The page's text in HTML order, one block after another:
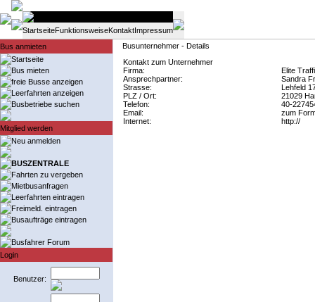
StartseiteFunktionsweiseKontaktImpressum
Bus anmieten
Startseite
Bus mieten
freie Busse anzeigen
Leerfahrten anzeigen
Busbetriebe suchen
Mitglied werden
Neu anmelden
BUSZENTRALE
Fahrten zu vergeben
Mietbusanfragen
Leerfahrten eintragen
Freimeld. eintragen
Busaufträge eintragen
Busfahrer Forum
Login
Benutzer:
Busunternehmer - Details
Kontakt zum Unternehmer
Firma:
Elite
Ansprechpartner:
Sandra
Strasse:
Lehfeld
PLZ / Ort:
21029
Telefon:
40-
Email:
zum
Internet:
http://